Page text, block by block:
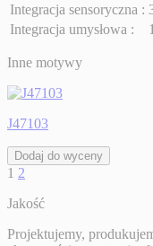
Integracja sensoryczna :
Integracja umysłowa :
Inne motywy
J47103
Dodaj do wyceny
1 2
Jakość
Projektujemy,